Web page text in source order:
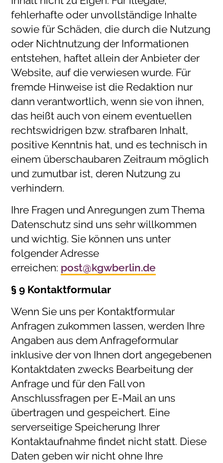
fehlerhafte oder unvollständige Inhalte
sowie für Schäden, die durch die Nutzung
oder Nichtnutzung der Informationen
entstehen, haftet allein der Anbieter der
Website, auf die verwiesen wurde. Für
fremde Hinweise ist die Redaktion nur
dann verantwortlich, wenn sie von ihnen,
das heißt auch von einem eventuellen
rechtswidrigen bzw. strafbaren Inhalt,
positive Kenntnis hat, und es technisch in
einem überschaubaren Zeitraum möglich
und zumutbar ist, deren Nutzung zu
verhindern.
Ihre Fragen und Anregungen zum Thema
Datenschutz sind uns sehr willkommen
und wichtig. Sie können uns unter
folgender Adresse
erreichen: post@kgwberlin.de
§ 9 Kontaktformular
Wenn Sie uns per Kontaktformular
Anfragen zukommen lassen, werden Ihre
Angaben aus dem Anfrageformular
inklusive der von Ihnen dort angegebenen
Kontaktdaten zwecks Bearbeitung der
Anfrage und für den Fall von
Anschlussfragen per E-Mail an uns
übertragen und gespeichert. Eine
serverseitige Speicherung Ihrer
Kontaktaufnahme findet nicht statt. Diese
Daten geben wir nicht ohne Ihre